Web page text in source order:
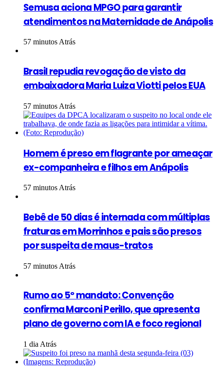
Semusa aciona MPGO para garantir
atendimentos na Maternidade de Anápolis
57 minutos Atrás
Brasil repudia revogação de visto da
embaixadora Maria Luiza Viotti pelos EUA
57 minutos Atrás
Homem é preso em flagrante por ameaçar
ex-companheira e filhos em Anápolis
57 minutos Atrás
Bebê de 50 dias é internada com múltiplas
fraturas em Morrinhos e pais são presos
por suspeita de maus-tratos
57 minutos Atrás
Rumo ao 5º mandato: Convenção
confirma Marconi Perillo, que apresenta
plano de governo com IA e foco regional
1 dia Atrás